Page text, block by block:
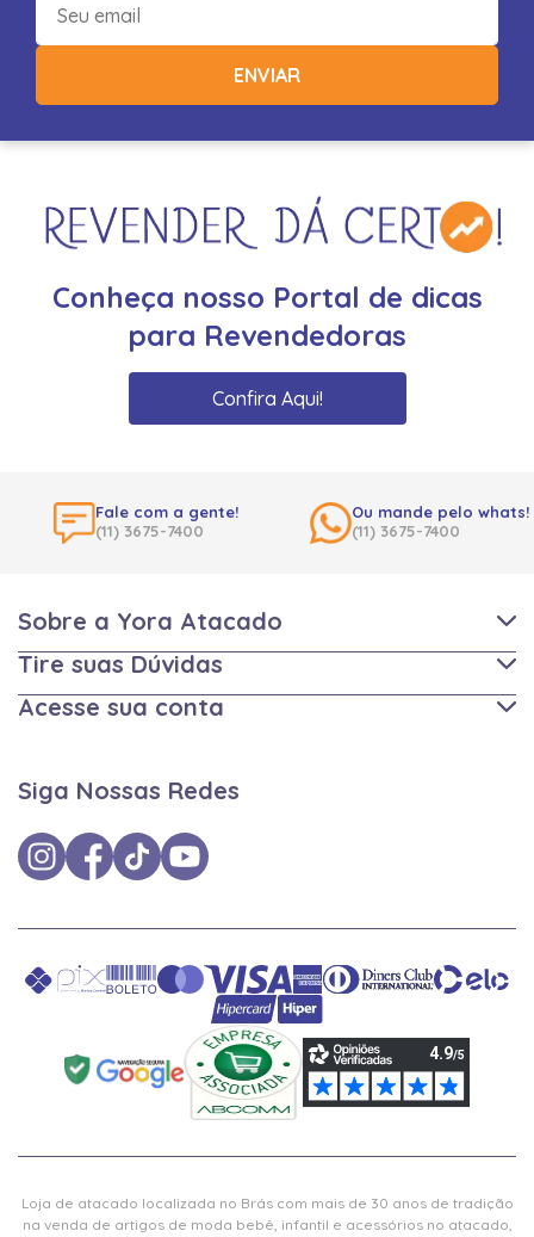
ENVIAR
Conheça nosso Portal de dicas
para Revendedoras
Confira Aqui!
Fale com a gente!
(11) 3675-7400
Ou mande pelo whats!
(11) 3675-7400
Sobre a Yora Atacado
Tire suas Dúvidas
Acesse sua conta
Siga Nossas Redes
Loja de atacado localizada no Brás com mais de 30 anos de tradição
na venda de artigos de moda bebê, infantil e acessórios no atacado,